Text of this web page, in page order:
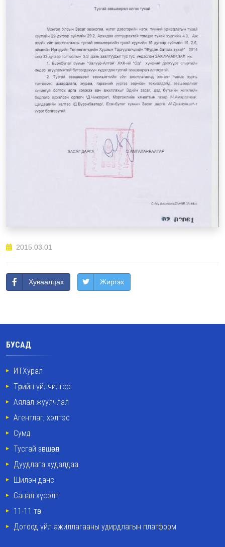
2015.03.01
Хуваалцах Жиргэх
БУСАД
ИТХурал
Төрийн үйлчилгээ
Аялал жуулчлал
Агентлаг, хэлтэс
Сумд
Тусгай зөвшөөрөл
Дуудлага худалдаа
Шилэн данс
Санал хүсэлт
11-11 төв
Дотоод үйл ажиллагааны удирдлагын платформ